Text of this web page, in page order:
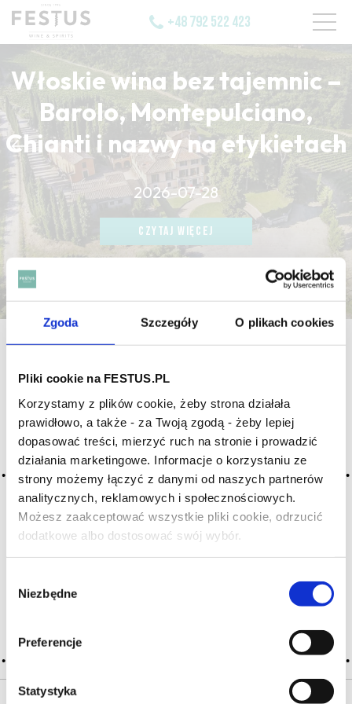
Zgoda Szczegóły O plikach cookies
Pliki cookie na FESTUS.PL
Korzystamy z plików cookie, żeby strona działała
prawidłowo, a także - za Twoją zgodą - żeby lepiej
dopasować treści, mierzyć ruch na stronie i prowadzić
działania marketingowe. Informacje o korzystaniu ze
strony możemy łączyć z danymi od naszych partnerów
analitycznych, reklamowych i społecznościowych.
Możesz zaakceptować wszystkie pliki cookie, odrzucić
dodatkowe albo dostosować swój wybór.
zgody
Niezbędne
Preferencje
Statystyka
Czy masz ukończone 18 lat?
+48 792 522 423
Włoskie wina bez tajemnic –
Barolo, Montepulciano,
Chianti i nazwy na etykietach
2026-07-28
CZYTAJ WIĘCEJ
CZYTAJ WIĘCEJ
CZYTAJ WIĘCEJ
strona główna / pyrazines
Archiwum wpisów tagu:
pyrazines
pirazyny
2016-05-10
jedne z najważniejszych związków aromatycznych
występujących w winie; są odpowiedzialne za zapachy